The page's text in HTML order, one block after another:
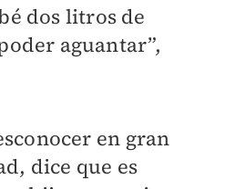
dos litros de
aguantar”,
en gran
dice que es